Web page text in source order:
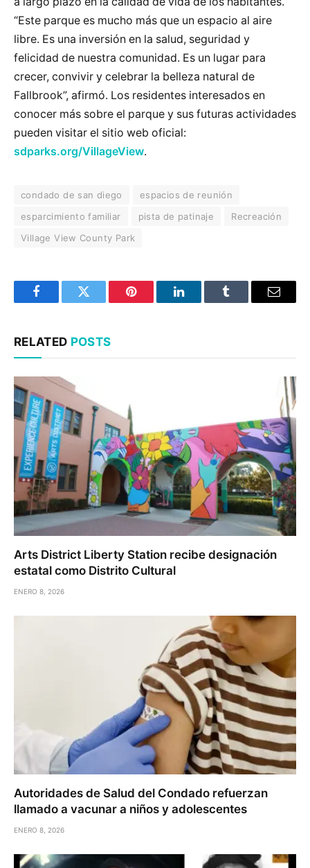
“Este parque es mucho más que un espacio al aire
libre. Es una inversión en la salud, seguridad y
felicidad de nuestra comunidad. Es un lugar para
crecer, convivir y celebrar la belleza natural de
Fallbrook”, afirmó. Los residentes interesados en
conocer más sobre el parque y sus futuras actividades
pueden visitar el sitio web oficial:
sdparks.org/VillageView.
condado de san diego
espacios de reunión
esparcimiento familiar
pista de patinaje
Recreación
Village View County Park
FacebookTwitter Pinterest LinkedInTumblr Email
RELATED POSTS
Arts District Liberty Station recibe designación
estatal como Distrito Cultural
ENERO 8, 2026
Autoridades de Salud del Condado refuerzan
llamado a vacunar a niños y adolescentes
ENERO 8, 2026